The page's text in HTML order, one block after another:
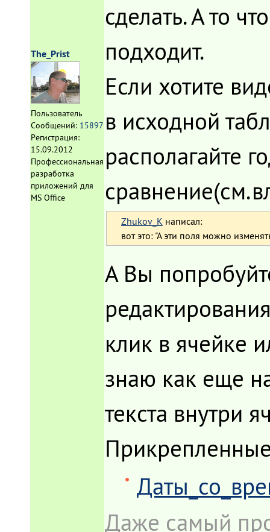
The_Prist
Пользователь
Сообщений: 15897
Регистрация:
15.09.2012
Профессиональная
разработка
приложений для
MS Office
сделать. А то
подходит.
Если хотите
в исходной
располагайте
Zhukov_K написал:
вот это: "А эти поля можно
А Вы
клик в ячейке
знаю как еще
текста внутри
Даже самый